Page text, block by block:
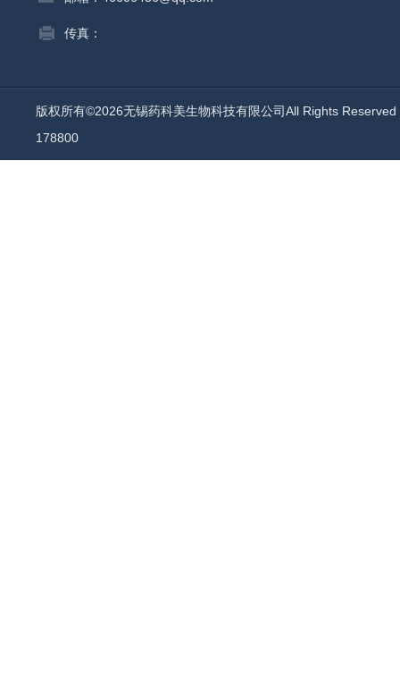
传真：
版权所有©2026无锡药科美生物科技有限公司All Rights
178800